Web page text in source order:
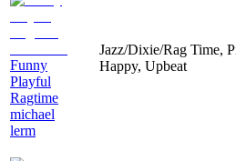
Funny
Playful
Ragtime
michael
lerm
Jazz/Dixie/Rag Time,
Happy, Upbeat